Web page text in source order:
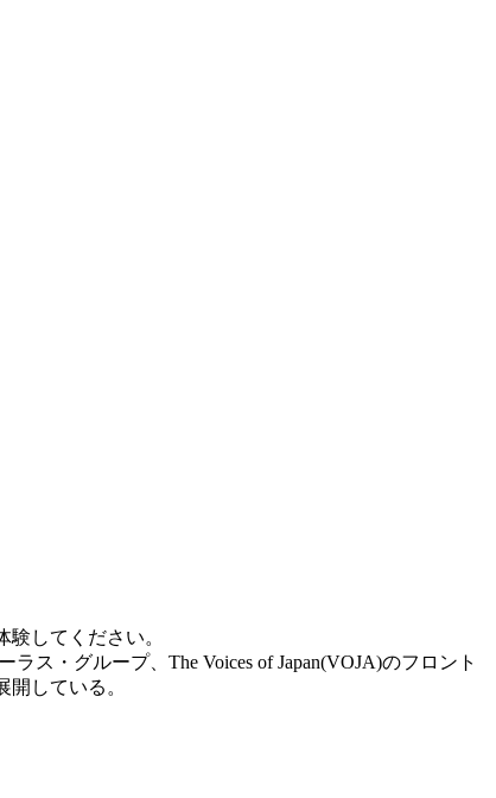
してください。
ス・グループ、The Voices of Japan(VOJA)のフロント
している。